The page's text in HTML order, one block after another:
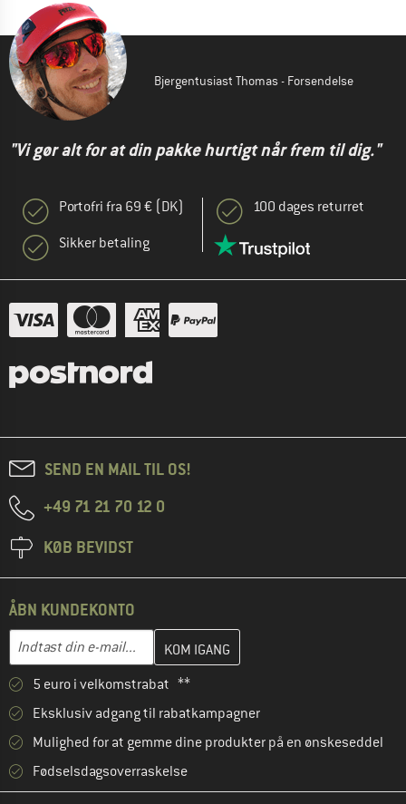
Bjergentusiast Thomas - Forsendelse
"Vi gør alt for at din pakke hurtigt når frem til dig."
Portofri fra 69 € (DK)
Sikker betaling
100 dages returret
SEND EN MAIL TIL OS!
+49 71 21 70 12 0
KØB BEVIDST
ÅBN KUNDEKONTO
E-mail-adresse
Indtast din e-mailadresse her, og opret i næste trin din
5 euro i velkomstrabat **
Eksklusiv adgang til rabatkampagner
Mulighed for at gemme dine produkter på en ønskeseddel
Fødselsdagsoverraskelse